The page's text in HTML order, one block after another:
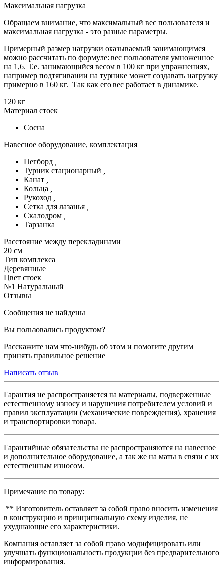
Максимальная нагрузка
Обращаем внимание, что максимальный вес пользователя и
максимальная нагрузка - это разные параметры.
Примерный размер нагрузки оказываемый занимающимся
можно рассчитать по формуле: вес пользователя умноженное
на 1,6. Т.е. занимающийся весом в 100 кг при упражнениях,
например подтягивании на турнике может создавать нагрузку
примерно в 160 кг. Так как его вес работает в динамике.
120 кг
Материал стоек
Сосна
Навесное оборудование, комплектация
Пегборд
Турник стационарный
Канат
Кольца
Рукоход
Сетка для лазанья
Скалодром
Тарзанка
Расстояние между перекладинами
20 см
Тип комплекса
Деревянные
Цвет стоек
№1 Натуральный
Отзывы
Сообщения не найдены
Вы пользовались продуктом?
Расскажите нам что-нибудь об этом и помогите другим
принять правильное решение
Написать отзыв
Гарантия не распространяется на материалы, подверженные
естественному износу и нарушения потребителем условий и
правил эксплуатации (механические повреждения), хранения
и транспортировки товара.
Гарантийные обязательства не распространяются на навесное
и дополнительное оборудование, а так же на маты в связи с их
естественным износом.
Примечание по товару:
** Изготовитель оставляет за собой право вносить изменения
в конструкцию и принципиальную схему изделия, не
ухудшающие его характеристики.
Компания оставляет за собой право модифицировать или
улучшать функциональность продукции без предварительного
информирования.